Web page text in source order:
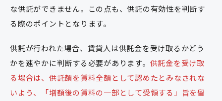
な供託ができません。この点も、供託の有効性を判断す
る際のポイントとなります。
供託が行われた場合、賃貸人は供託金を受け取るかどう
かを速やかに判断する必要があります。 供託金を受け取
る場合は、供託額を賃料全額として認めたとみなされな
いよう、「増額後の賃料の一部として受領する」旨を留